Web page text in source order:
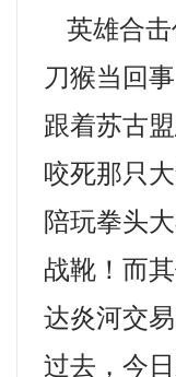
英雄合击
刀猴当回
跟着苏古
咬死那只
陪玩拳头
战靴！而
达炎河交
过去，今